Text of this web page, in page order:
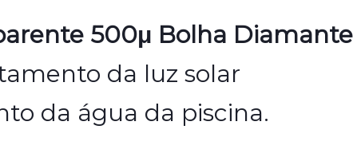
500μ Bolha Diamante
da luz solar
da água da piscina.